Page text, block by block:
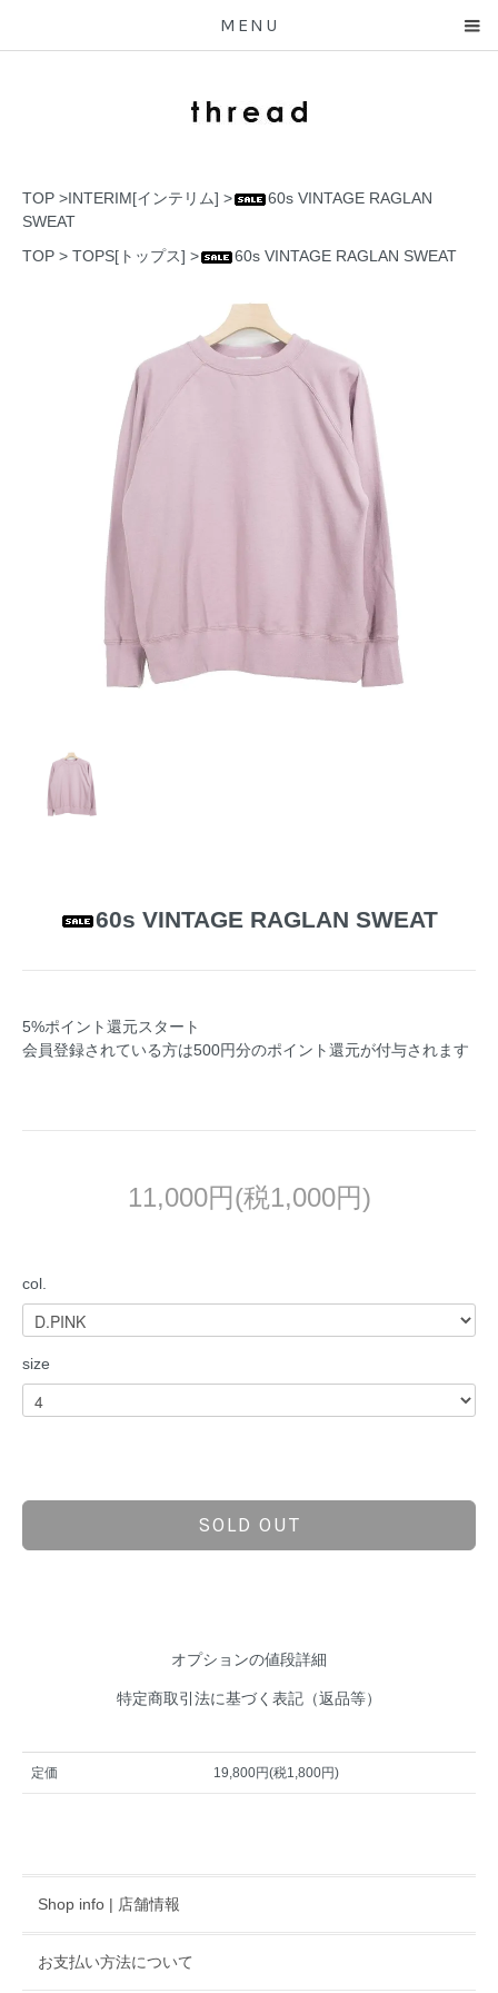
MENU
TOP >INTERIM[インテリム] >
60s VINTAGE RAGLAN
SWEAT
TOP > TOPS[トップス] > 60s VINTAGE RAGLAN SWEAT
60s VINTAGE RAGLAN SWEAT
5%ポイント還元スタート
会員登録されている方は500円分のポイント還元が付与されます
11,000円(税1,000円)
col.
size
SOLD OUT
オプションの値段詳細
特定商取引法に基づく表記（返品等）
定価 19,800円(税1,800円)
Shop info | 店舗情報
お支払い方法について